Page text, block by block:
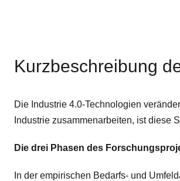
Kurzbeschreibung
Die Industrie 4.0-Technologien
Industrie zusammenarbeiten, ist diese
Die drei Phasen des
In der empirischen Bedarfs- und